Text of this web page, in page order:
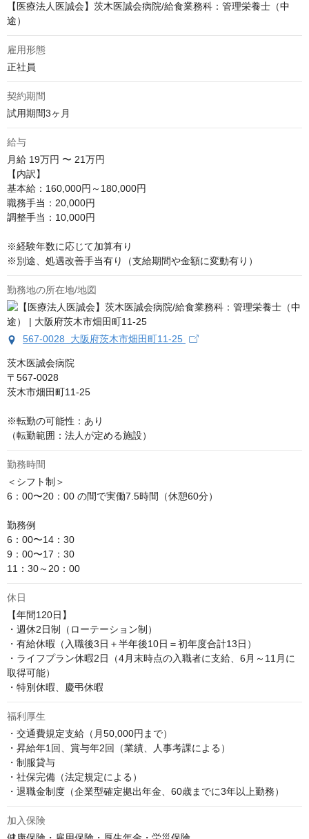
【医療法人医誠会】茨木医誠会病院/給食業務科：管理栄養士（中
途）
雇用形態
正社員
契約期間
試用期間3ヶ月
給与
月給 19万円 〜 21万円
【内訳】
基本給：160,000円～180,000円
職務手当：20,000円
調整手当：10,000円
※経験年数に応じて加算有り
※別途、処遇改善手当有り（支給期間や金額に変動有り）
勤務地の所在地/地図
567-0028 大阪府茨木市畑田町11-25
茨木医誠会病院
〒567-0028
茨木市畑田町11-25
※転勤の可能性：あり
（転勤範囲：法人が定める施設）
勤務時間
＜シフト制＞
6：00〜20：00 の間で実働7.5時間（休憩60分）
勤務例
6：00〜14：30
9：00〜17：30
11：30～20：00
休日
【年間120日】
・週休2日制（ローテーション制）
・有給休暇（入職後3日＋半年後10日＝初年度合計13日）
・ライフプラン休暇2日（4月末時点の入職者に支給、6月～11月に
取得可能）
・特別休暇、慶弔休暇
福利厚生
・交通費規定支給（月50,000円まで）
・昇給年1回、賞与年2回（業績、人事考課による）
・制服貸与
・社保完備（法定規定による）
・退職金制度（企業型確定拠出年金、60歳までに3年以上勤務）
加入保険